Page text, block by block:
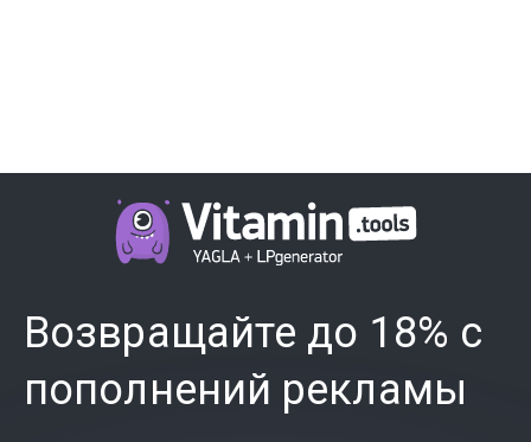
Возвращайте до 18% с
пополнений рекламы